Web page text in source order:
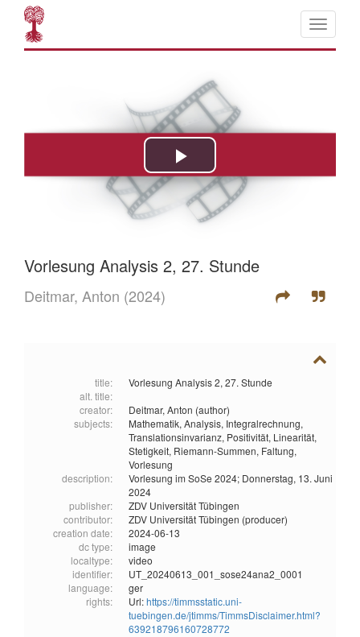
Vorlesung Analysis 2, 27. Stunde
Deitmar, Anton (2024)
title:
Vorlesung Analysis 2, 27. Stunde
alt. title:
creator:
Deitmar, Anton (author)
subjects:
Mathematik, Analysis, Integralrechnung,
Translationsinvarianz, Positivität, Linearität,
Stetigkeit, Riemann-Summen, Faltung,
Vorlesung
description:
Vorlesung im SoSe 2024; Donnerstag, 13. Juni
2024
publisher:
ZDV Universität Tübingen
contributor:
ZDV Universität Tübingen (producer)
creation date:
2024-06-13
dc type:
image
localtype:
video
identifier:
UT_20240613_001_sose24ana2_0001
language:
ger
rights:
Url:https://timmsstatic.uni-
tuebingen.de/jtimms/TimmsDisclaimer.html?
639218796160728772